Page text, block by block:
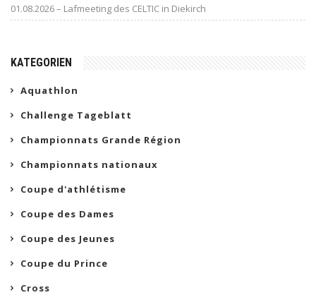
01.08.2026 – Lafmeeting des CELTIC in Diekirch
KATEGORIEN
Aquathlon
Challenge Tageblatt
Championnats Grande Région
Championnats nationaux
Coupe d'athlétisme
Coupe des Dames
Coupe des Jeunes
Coupe du Prince
Cross